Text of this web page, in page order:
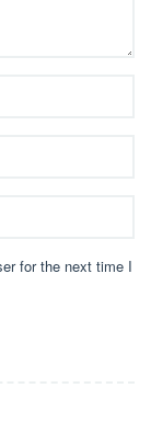
for the next time I